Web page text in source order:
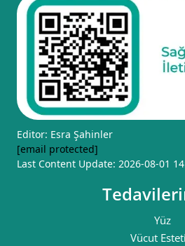
Editor: Esra Şahinler
[email protected]
Last Content Update: 2026-08-01
Yüz
Vücut